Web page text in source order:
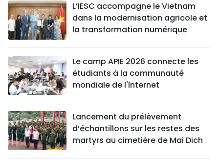
L’IESC accompagne le Vietnam
dans la modernisation agricole et
la transformation numérique
Le camp APIE 2026 connecte les
étudiants à la communauté
mondiale de l'Internet
Lancement du prélèvement
d’échantillons sur les restes des
martyrs au cimetière de Mai Dich